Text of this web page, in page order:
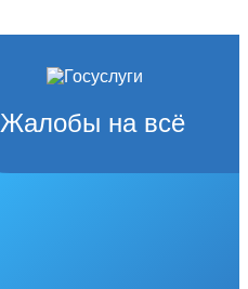
Жалобы на всё